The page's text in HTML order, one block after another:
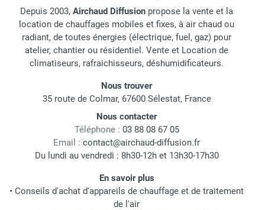
Depuis 2003, Airchaud Diffusion propose la vente et la
location de chauffages mobiles et fixes, à air chaud ou
radiant, de toutes énergies (électrique, fuel, gaz) pour
atelier, chantier ou résidentiel. Vente et Location de
climatiseurs, rafraichisseurs, déshumidificateurs.
Nous trouver
35 route de Colmar, 67600 Sélestat, France
Nous contacter
Téléphone : 03 88 08 67 05
Email : contact@airchaud-diffusion.fr
Du lundi au vendredi : 8h30-12h et 13h30-17h30
En savoir plus
• Conseils d'achat d'appareils de chauffage et de traitement
de l'air